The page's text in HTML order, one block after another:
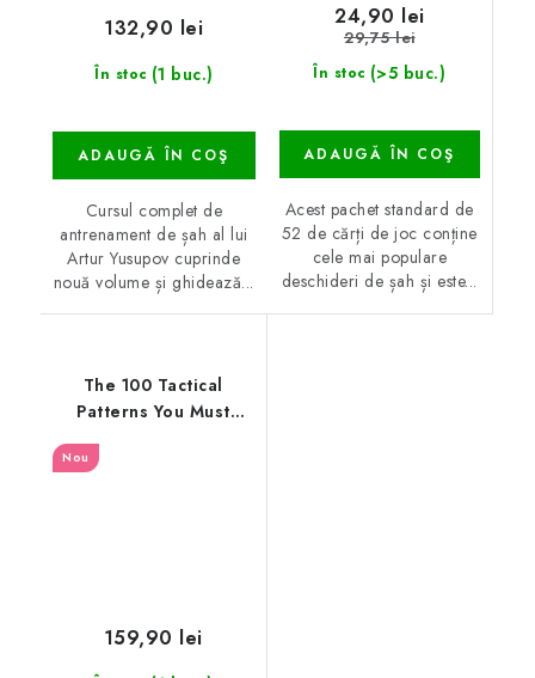
În stoc (1 buc.)
132,90 lei
ADAUGĂ ÎN COŞ
Cursul complet de
antrenament de șah al lui
Artur Yusupov cuprinde
nouă volume și ghidează...
În stoc (>5 buc.)
24,90 lei
29,75 lei
ADAUGĂ ÎN COŞ
Acest pachet standard de
52 de cărți de joc conține
cele mai populare
deschideri de șah și este...
The 100 Tactical
Patterns You Must
Know Workbook
Nou
159,90 lei